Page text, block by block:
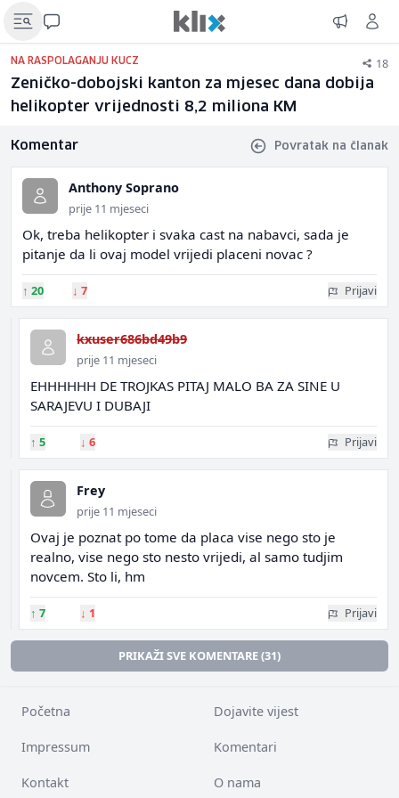
NA RASPOLAGANJU KUCZ 18
Zeničko-dobojski kanton za mjesec dana dobija
helikopter vrijednosti 8,2 miliona KM
Komentar Povratak na članak
Anthony Soprano
prije 11 mjeseci
Ok, treba helikopter i svaka cast na nabavci, sada je
pitanje da li ovaj model vrijedi placeni novac ?
↑ 20 ↓ 7 Prijavi
kxuser686bd49b9
prije 11 mjeseci
EHHHHHH DE TROJKAS PITAJ MALO BA ZA SINE U
SARAJEVU I DUBAJI
↑ 5 ↓ 6 Prijavi
Frey
prije 11 mjeseci
Ovaj je poznat po tome da placa vise nego sto je
realno, vise nego sto nesto vrijedi, al samo tudjim
novcem. Sto li, hm
↑ 7 ↓ 1 Prijavi
PRIKAŽI SVE KOMENTARE (31)
Početna Dojavite vijest
Impressum Komentari
Kontakt O nama